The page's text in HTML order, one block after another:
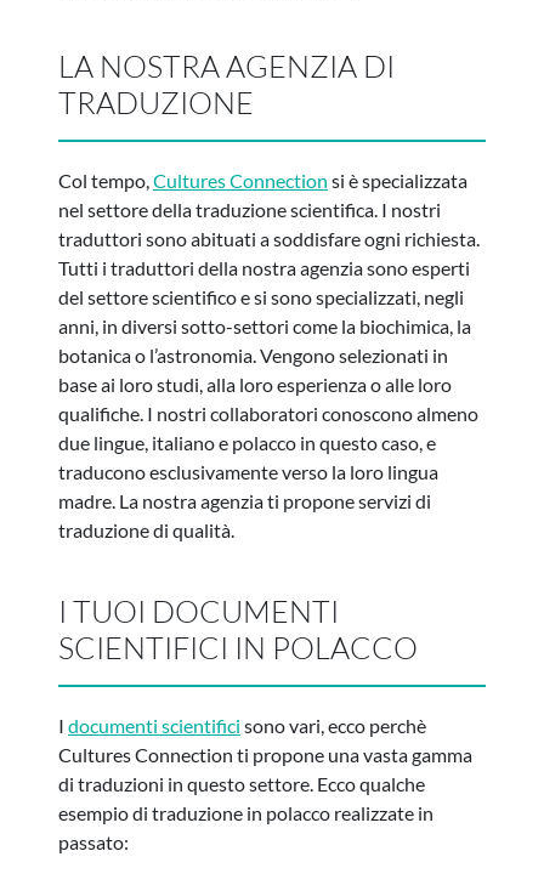
LA NOSTRA AGENZIA DI
TRADUZIONE
Col tempo,Cultures Connection si è specializzata
nel settore della traduzione scientifica. I nostri
traduttori sono abituati a soddisfare ogni richiesta.
Tutti i traduttori della nostra agenzia sono esperti
del settore scientifico e si sono specializzati, negli
anni, in diversi sotto-settori come la biochimica, la
botanica o l’astronomia. Vengono selezionati in
base ai loro studi, alla loro esperienza o alle loro
qualifiche. I nostri collaboratori conoscono almeno
due lingue, italiano e polacco in questo caso, e
traducono esclusivamente verso la loro lingua
madre. La nostra agenzia ti propone servizi di
traduzione di qualità.
I TUOI DOCUMENTI
SCIENTIFICI IN POLACCO
I documenti scientifici sono vari, ecco perchè
Cultures Connection ti propone una vasta gamma
di traduzioni in questo settore. Ecco qualche
esempio di traduzione in polacco realizzate in
passato: